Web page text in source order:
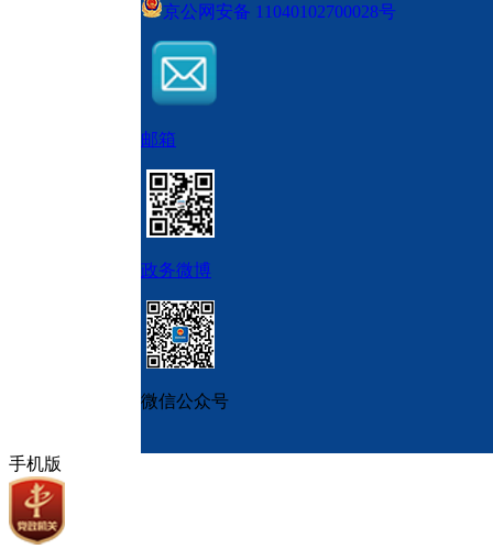
京公网安备 11040102700028号
邮箱
政务微博
微信公众号
手机版